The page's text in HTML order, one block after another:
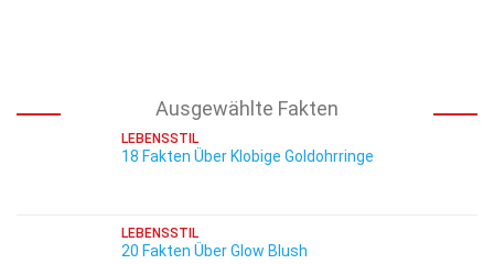
Ausgewählte Fakten
LEBENSSTIL
18 Fakten Über Klobige Goldohrringe
LEBENSSTIL
20 Fakten Über Glow Blush